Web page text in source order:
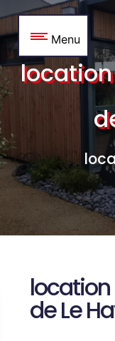
Menu
de Le
Panneau de gestion